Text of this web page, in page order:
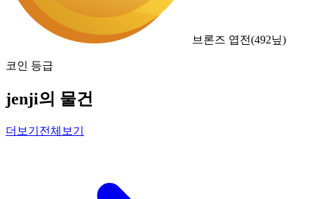
브론즈 엽전(492닢)
코인 등급
jenji의 물건
더보기 전체보기